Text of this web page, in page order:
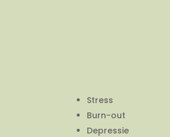
Stress
Burn-out
Depressie